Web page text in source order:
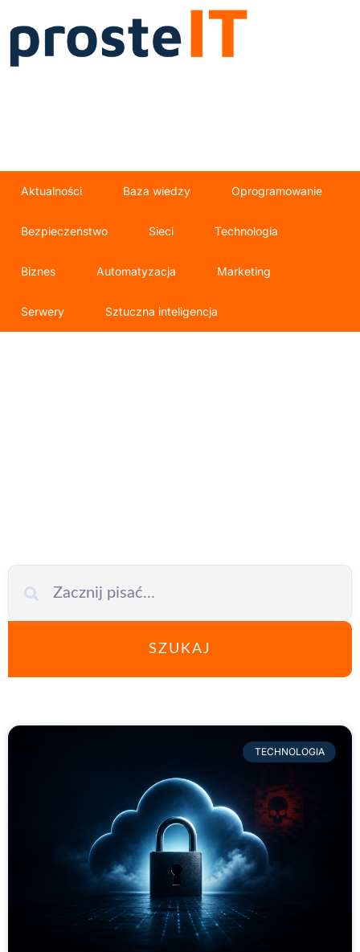
Aktualności Baza wiedzy Oprogramowanie
Bezpieczeństwo Sieci Technologia
Biznes Automatyzacja Marketing
Serwery Sztuczna inteligencja
SZUKAJ
TECHNOLOGIA